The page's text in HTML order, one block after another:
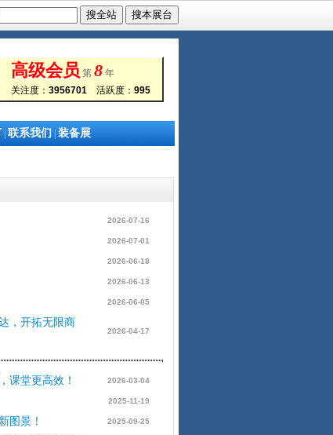
高级会员 第 8 年
关注度： 3956701 活跃度： 995
联系我们 装备展
2026-07-16
2026-07-01
2026-06-18
2026-06-13
2026-06-05
，开拓无限商
2026-04-17
课堂更高效！ 2026-03-04
2025-11-19
图景！ 2025-09-25